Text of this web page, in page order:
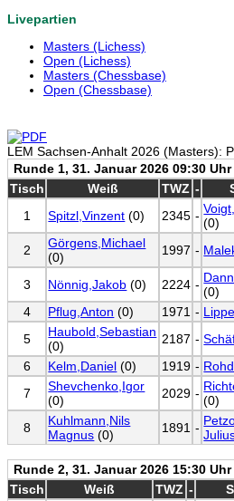
Livepartien
Masters (Lichess)
Open (Lichess)
Masters (Chessbase)
Open (Chessbase)
LEM Sachsen-Anhalt 2026 (Masters):
Runde 1, 31. Januar 2026 09:30 Uhr
Tisch
Weiß TWZ -
1
Spitzl,Vinzent (0) 2345 - (0)
2
Görgens,Michael
(0)
1997 -
3 Nönnig,Jakob (0) 2224 - (0)
4
Pflug,Anton (0) 1971 -
5
Haubold,Sebastian
(0)
2187 -
6
Kelm,Daniel (0) 1919 -
7
Shevchenko,Igor
(0)
2029 - (0)
8
Kuhlmann,Nils
Magnus (0) 1891 -
Runde 2, 31. Januar 2026 15:30 Uhr
Tisch
Weiß TWZ -